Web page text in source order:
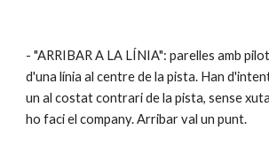
- "ARRIBAR A LA LÍNIA": parelles amb
d'una línia al centre de la pista. Han
un al costat contrari de la pista, sense
ho faci el company. Arribar val un punt.